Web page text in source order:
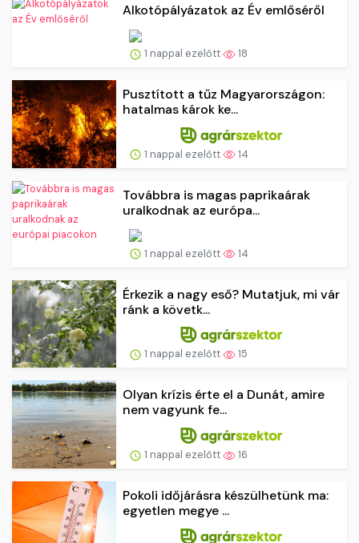
Alkotópályázatok az Év emlőséről
1 nappal ezelőtt 18
Pusztított a tűz Magyarországon:
hatalmas károk ke...
1 nappal ezelőtt 14
Továbbra is magas paprikaárak
uralkodnak az európa...
1 nappal ezelőtt 14
Érkezik a nagy eső? Mutatjuk, mi vár
ránk a követk...
1 nappal ezelőtt 15
Olyan krízis érte el a Dunát, amire
nem vagyunk fe...
1 nappal ezelőtt 16
Pokoli időjárásra készülhetünk ma:
egyetlen megye ...